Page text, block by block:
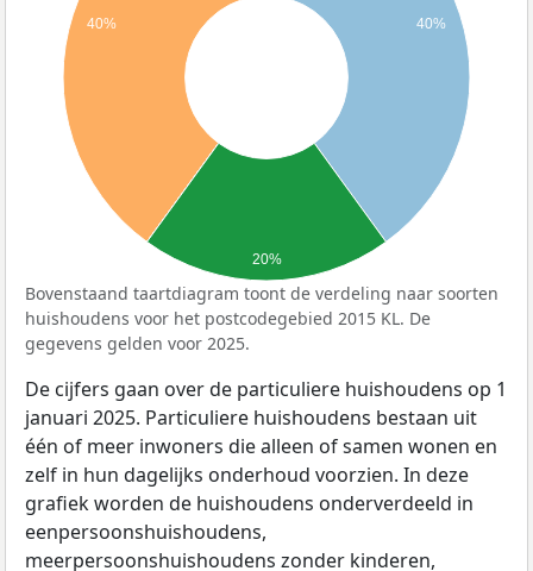
40%
40%
20%
Bovenstaand taartdiagram toont de verdeling naar soorten
huishoudens voor het postcodegebied 2015 KL. De
gegevens gelden voor 2025.
De cijfers gaan over de particuliere huishoudens op 1
januari 2025. Particuliere huishoudens bestaan uit
één of meer inwoners die alleen of samen wonen en
zelf in hun dagelijks onderhoud voorzien. In deze
grafiek worden de huishoudens onderverdeeld in
eenpersoonshuishoudens,
meerpersoonshuishoudens zonder kinderen,